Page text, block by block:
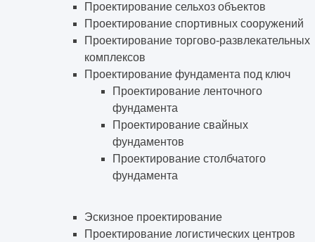
Проектирование сельхоз объектов
Проектирование спортивных сооружений
Проектирование торгово-развлекательных
комплексов
Проектирование фундамента под ключ
Проектирование ленточного
фундамента
Проектирование свайных
фундаментов
Проектирование столбчатого
фундамента
Эскизное проектирование
Проектирование логистических центров